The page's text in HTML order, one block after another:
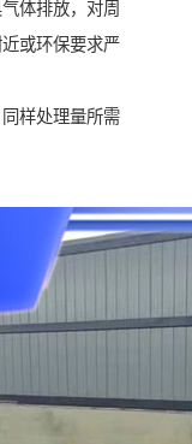
体排放，对周
或环保要求严
样处理量所需